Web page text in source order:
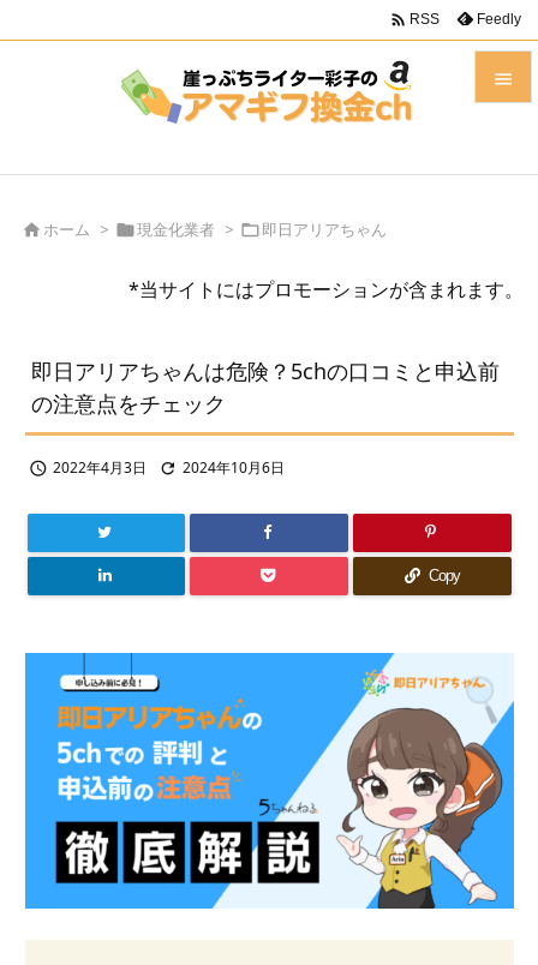

次へ
 RSS Feedly
ホーム > 現金化業者 > 即日アリアちゃん
*当サイトにはプロモーションが含まれます。
即日アリアちゃんは危険？5chの口コミと申込前
の注意点をチェック
 2022年4月3日  2024年10月6日
Copy